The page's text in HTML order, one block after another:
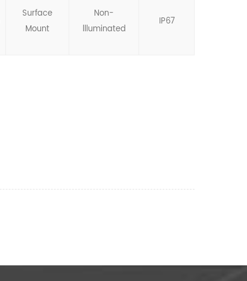
Surface
Mount
Non-
llluminated
IP67